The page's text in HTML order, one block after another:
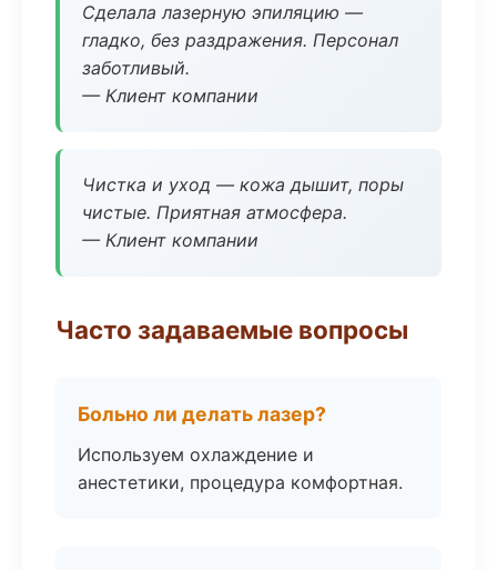
Сделала лазерную эпиляцию —
гладко, без раздражения. Персонал
заботливый.
— Клиент компании
Чистка и уход — кожа дышит, поры
чистые. Приятная атмосфера.
— Клиент компании
Часто задаваемые вопросы
Больно ли делать лазер?
Используем охлаждение и
анестетики, процедура комфортная.